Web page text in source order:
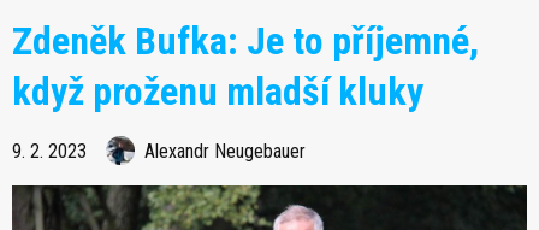
Zdeněk Bufka: Je to příjemné,
když proženu mladší kluky
9. 2. 2023 Alexandr Neugebauer